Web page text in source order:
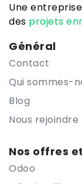
Une
des projets
Général
Contact
Qui sommes-
Blog
Nous rejoindre
Nos offres
Odoo